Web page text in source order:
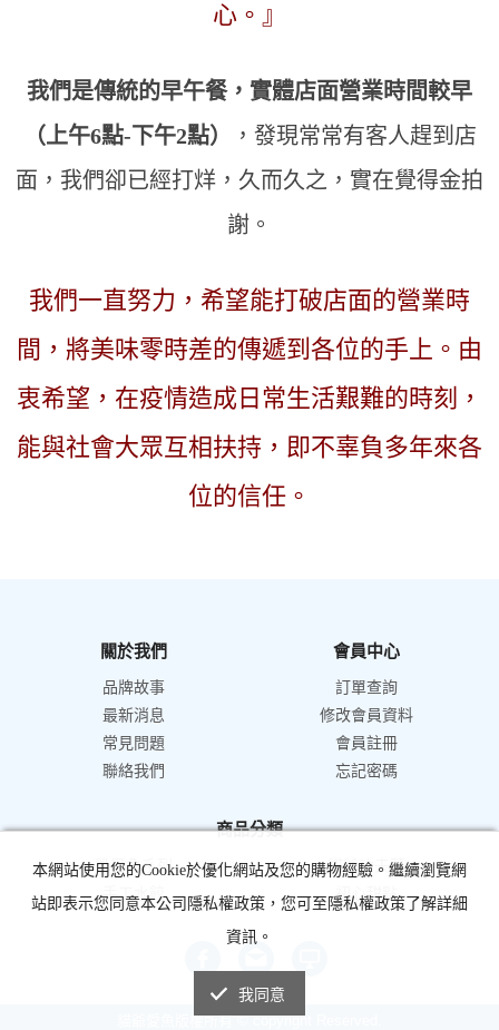
心。』
我們是傳統的早午餐，實體店面營業時間較早
（上午6點-下午2點）
，發現常常有客人趕到店
面，我們卻已經打烊，久而久之，實在覺得金拍
謝。
我們一直努力，希望能打破店面的營業時
間，將美味零時差的傳遞到各位的手上。 由
衷希望，在疫情造成日常生活艱難的時刻，
能與社會大眾互相扶持，即不辜負多年來各
位的信任。
關於我們
品牌故事
最新消息
常見問題
聯絡我們
會員中心
訂單查詢
修改會員資料
會員註冊
忘記密碼
商品分類
虱目魚系列
貓爺功夫菜
手工水餃
初心甜點
貓爺愛魚版權所有 © copyright Reserved.
本網站使用您的Cookie於優化網站及您的購物經驗。繼續瀏覽網
站即表示您同意本公司隱私權政策，您可至隱私權政策了解詳細
資訊。
我同意